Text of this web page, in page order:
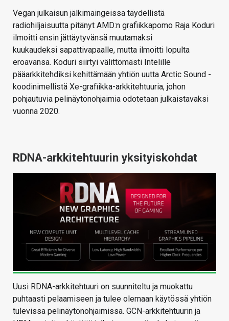
Vegan julkaisun jälkimaingeissa täydellistä
radiohiljaisuutta pitänyt AMD:n grafiikkapomo Raja Koduri
ilmoitti ensin jättäytyvänsä muutamaksi
kuukaudeksi sapattivapaalle, mutta ilmoitti lopulta
eroavansa. Koduri siirtyi välittömästi Intelille
pääarkkitehdiksi kehittämään yhtiön uutta Arctic Sound -
koodinimellistä Xe-grafiikka-arkkitehtuuria, johon
pohjautuvia pelinäytönohjaimia odotetaan julkaistavaksi
vuonna 2020.
RDNA-arkkitehtuurin yksityiskohdat
Uusi RDNA-arkkitehtuuri on suunniteltu ja muokattu
puhtaasti pelaamiseen ja tulee olemaan käytössä yhtiön
tulevissa pelinäytönohjaimissa. GCN-arkkitehtuurin ja